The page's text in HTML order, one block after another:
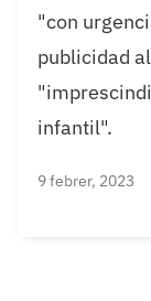
"con
publicidad
infantil".
9 febrer, 2023